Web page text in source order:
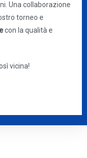
Una collaborazione
torneo e
con la qualità e
vicina!